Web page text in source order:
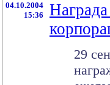
04.10.2004
15:36
29